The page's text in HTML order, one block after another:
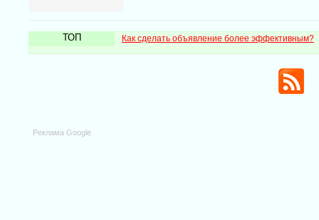
ТОП Как сделать объявление более эффективным?
Реклама Google